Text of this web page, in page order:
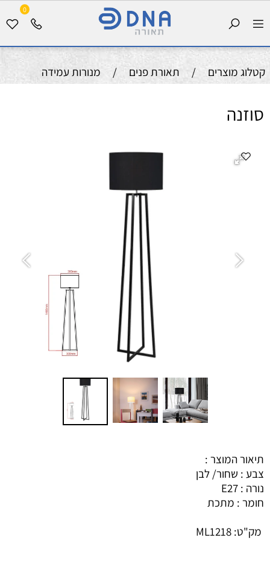
0
קטלוג מוצרים / תאורת פנים / מנורות עמידה
סוזנה
תיאור המוצר :
צבע : שחור/ לבן
נורה : E27
חומר : מתכת
מק"ט: ML1218